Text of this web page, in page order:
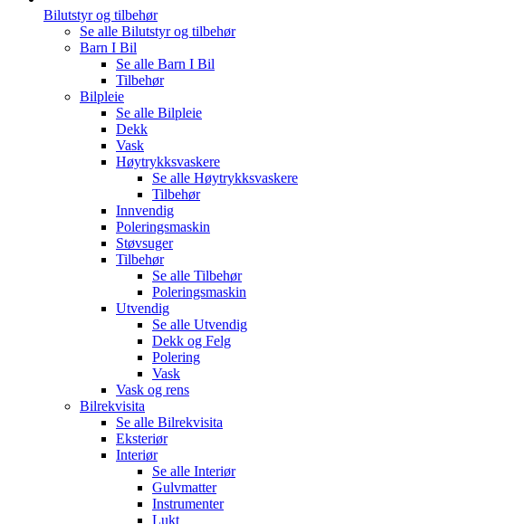
Bilutstyr og tilbehør
Se alle Bilutstyr og tilbehør
Barn I Bil
Se alle Barn I Bil
Tilbehør
Bilpleie
Se alle Bilpleie
Dekk
Vask
Høytrykksvaskere
Se alle Høytrykksvaskere
Tilbehør
Innvendig
Poleringsmaskin
Støvsuger
Tilbehør
Se alle Tilbehør
Poleringsmaskin
Utvendig
Se alle Utvendig
Dekk og Felg
Polering
Vask
Vask og rens
Bilrekvisita
Se alle Bilrekvisita
Eksteriør
Interiør
Se alle Interiør
Gulvmatter
Instrumenter
Lukt